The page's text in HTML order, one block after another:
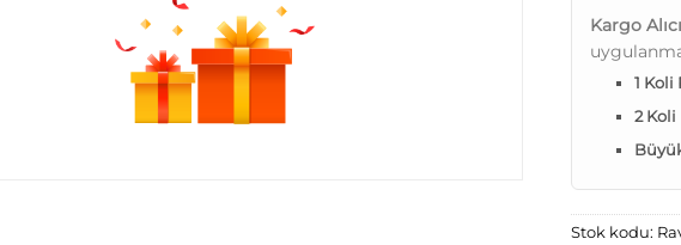
Kargo
1 Koli
2 Koli
Stok kodu: